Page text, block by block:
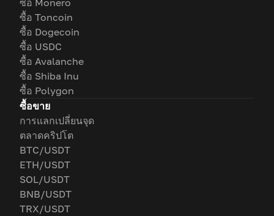
ซื้อ Monero
ซื้อ Toncoin
ซื้อ Dogecoin
ซื้อ USDC
ซื้อ Avalanche
ซื้อ Shiba Inu
ซื้อ Polygon
ซื้อขาย
การแลกเปลี่ยนจุด
ตลาดคริปโต
BTC/USDT
ETH/USDT
SOL/USDT
BNB/USDT
TRX/USDT